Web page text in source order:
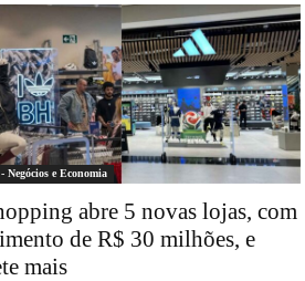
Negócios e Economia
abre 5 novas lojas, com
de R$ 30 milhões, e
mais